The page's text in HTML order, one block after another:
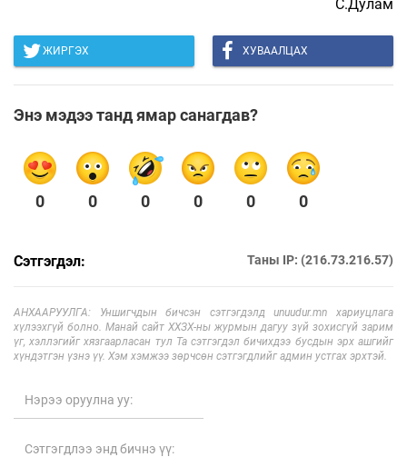
С.Дулам
ЖИРГЭХ ХУВААЛЦАХ
Энэ мэдээ танд ямар санагдав?
0 0 0 0 0 0
Сэтгэгдэл: Таны IP: (216.73.216.57)
АНХААРУУЛГА: Уншигчдын бичсэн сэтгэгдэлд unuudur.mn хариуцлага
хүлээхгүй болно. Манай сайт ХХЗХ-ны журмын дагуу зүй зохисгүй зарим
үг, хэллэгийг хязгаарласан тул Та сэтгэгдэл бичихдээ бусдын эрх ашгийг
хүндэтгэн үзнэ үү. Хэм хэмжээ зөрчсөн сэтгэгдлийг админ устгах эрхтэй.